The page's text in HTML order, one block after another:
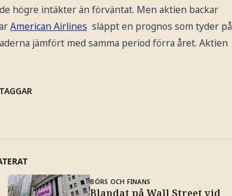
högre intäkter än förväntat. Men aktien backar
American Airlines släppt en prognos som tyder på
jämfört med samma period förra året. Aktien
BÖRS OCH FINANS
Blandat på Wall Street vid